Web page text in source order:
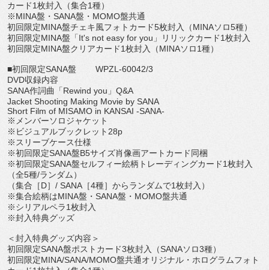
カード1枚封入（集合1種）
※MINA盤・ SANA盤・ MOMO盤共通
初回限定MINA盤チェキ風フォトカード5枚封入（MINAソロ5種）
初回限定MINA盤「It's not easy for you 」リリックカード1枚封入
初回限定MINA盤クリアカード1枚封入（MINAソロ1種）
■初回限定SANA盤 WPZL-60042/3
DVD収録内容
SANA作詞曲「Rewind you 」 Q&A
Jacket Shooting Making Movie by SANA
Short Film of MISAMO in KANSAI -SANA-
※メンバーソロジャケット
※ビジュアルブックレット 28p
※スリーブケース仕様
※初回限定SANA盤B5サイズ肖像画アートカード同梱
※初回限定SANA盤セルフィー絵柄トレーディングカード1枚封入
（全5種/ランダム）
（集合［D］ / SANA ［4種］からランダムで1枚封入）
※集合絵柄はMINA盤・ SANA盤・ MOMO盤共通
※シリアルペラ1枚封入
※封入特典グッズ
＜封入特典グッズ内容＞
初回限定SANA盤ポストカード3枚封入（SANAソロ3種）
初回限定MINA/SANA/MOMO盤共通オリジナル・ ホログラムフォト